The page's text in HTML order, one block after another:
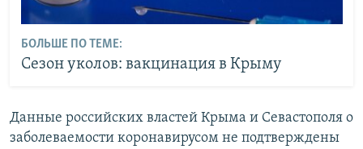
БОЛЬШЕ ПО ТЕМЕ:
Сезон уколов: вакцинация в Крыму
Данные российских властей Крыма и Севастополя о
заболеваемости коронавирусом не подтверждены